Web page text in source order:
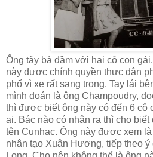
Ông tây bà đầm với hai cô con
này được chính quyền thực dân
phố vì xe rất sang trọng. Tay lái
mình đoán là ông Champoudry,
thì được biết ông này có đến 6 cô
ai. Bác nào có nhận ra thì cho biết
tên Cunhac. Ông này được xem
nhân tạo Xuân Hương, tiếp theo